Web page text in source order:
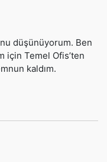
düşünüyorum. Ben
için Temel Ofis’ten
kaldım.